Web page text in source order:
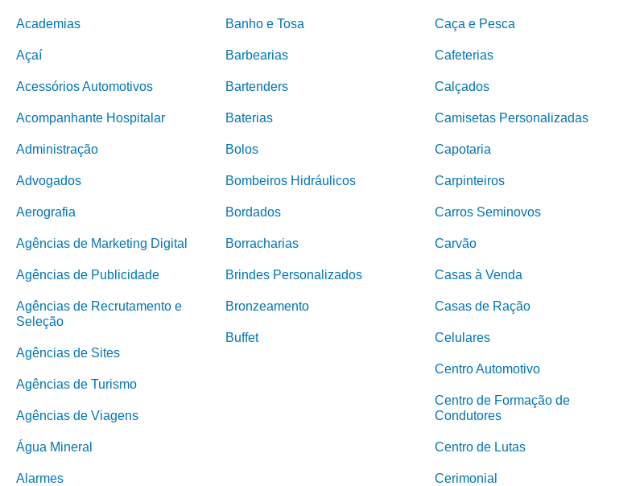
Academias
Açaí
Acessórios Automotivos
Acompanhante Hospitalar
Administração
Advogados
Aerografia
Agências de Marketing Digital
Agências de Publicidade
Agências de Recrutamento e
Seleção
Agências de Sites
Agências de Turismo
Agências de Viagens
Água Mineral
Alarmes
Banho e Tosa
Barbearias
Bartenders
Baterias
Bolos
Bombeiros Hidráulicos
Bordados
Borracharias
Brindes Personalizados
Bronzeamento
Buffet
Caça e Pesca
Cafeterias
Calçados
Camisetas Personalizadas
Capotaria
Carpinteiros
Carros Seminovos
Carvão
Casas à Venda
Casas de Ração
Celulares
Centro Automotivo
Centro de Formação de
Condutores
Centro de Lutas
Cerimonial